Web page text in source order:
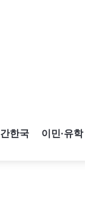
한국 이민·유학